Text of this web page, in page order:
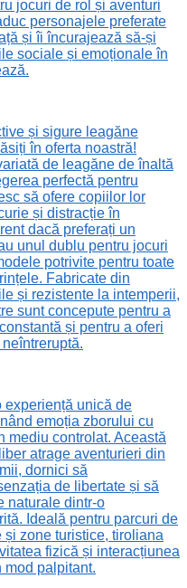
jocuri de rol și aventuri
personajele preferate
și îi încurajează să-și
sociale și emoționale în
și sigure leagăne
în oferta noastră!
de leagăne de înaltă
perfectă pentru
să ofere copiilor lor
și distracție în
dacă preferați un
unul dublu pentru jocuri
potrivite pentru toate
Fabricate din
și rezistente la intemperii,
sunt concepute pentru a
și pentru a oferi
experiență unică de
emoția zborului cu
mediu controlat. Această
atrage aventurieri din
dornici să
de libertate și să
naturale dintr-o
Ideală pentru parcuri de
și zone turistice, tiroliana
fizică și interacțiunea
mod palpitant.